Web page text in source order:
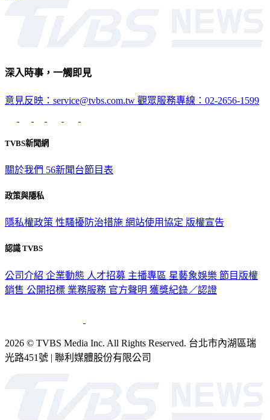
深入時事，一觸即見
意見反映：service@tvbs.com.tw 觀眾服務專線：02-2656-1599
TVBS新聞網
關於我們 56新聞台節目表
政策與隱私
隱私權政策 性騷擾防治措施 網站使用協定 版權宣告
認識 TVBS
公司介紹 企業動態 人才招募 主播專區 星藝象娛樂 節目版權
銷售 公開招標 業務服務 官方聲明 獲獎紀錄／認證
2026 © TVBS Media Inc. All Rights Reserved. 台北市內湖區瑞
光路451號 | 聯利媒體股份有限公司